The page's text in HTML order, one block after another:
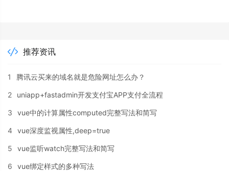
推荐资讯
1 腾讯云买来的域名就是危险网址怎么办？
2 uniapp+fastadmin开发支付宝APP支付全流程
3 vue中的计算属性computed完整写法和简写
4 vue深度监视属性,deep=true
5 vue监听watch完整写法和简写
6 vue绑定样式的多种写法